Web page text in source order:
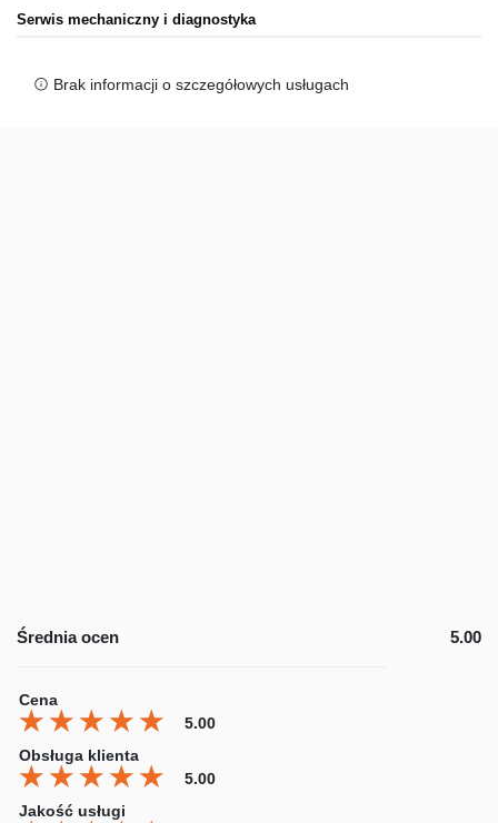
Serwis mechaniczny i diagnostyka
Brak informacji o szczegółowych usługach
Średnia ocen 5.00
Cena
5.00
★★★★★
★★★★★
★★★★★
Obsługa klienta
5.00
★★★★★
★★★★★
★★★★★
Jakość usługi